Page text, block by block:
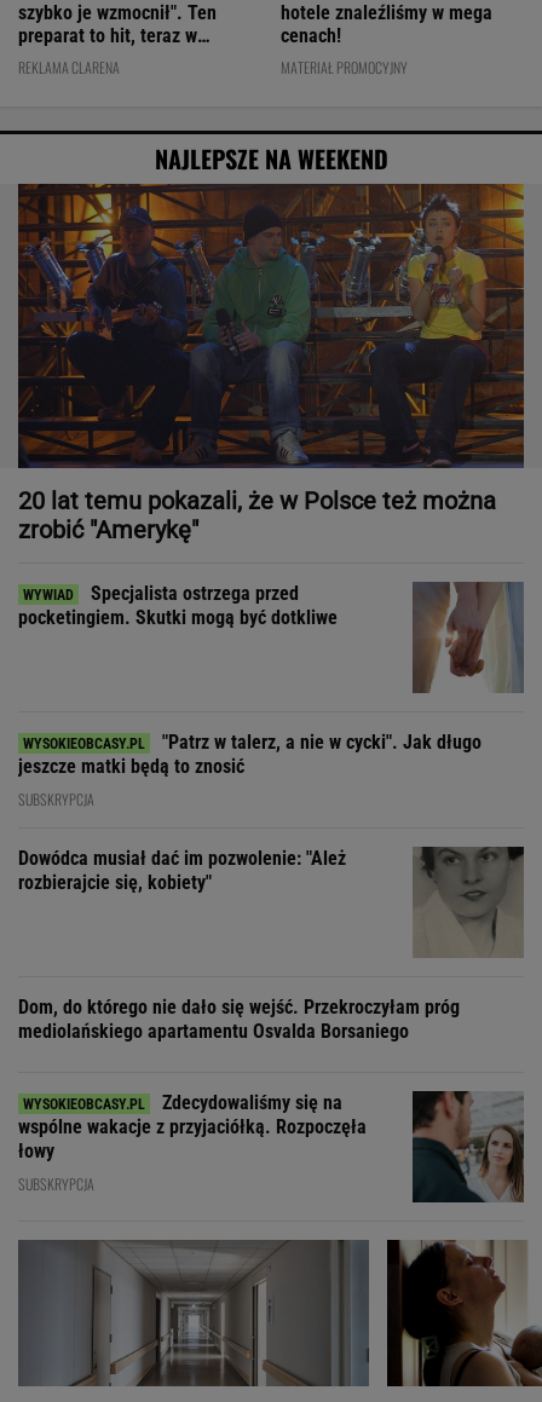
szybko je wzmocnił". Ten
preparat to hit, teraz w
świetnej cenie
REKLAMA CLARENA
hotele znaleźliśmy w mega
cenach!
MATERIAŁ PROMOCYJNY
NAJLEPSZE NA WEEKEND
20 lat temu pokazali, że w Polsce też można
zrobić "Amerykę"
Specjalista ostrzega przed
pocketingiem. Skutki mogą być dotkliwe
"Patrz w talerz, a nie w cycki". Jak długo
jeszcze matki będą to znosić
SUBSKRYPCJA
Dowódca musiał dać im pozwolenie: "Ależ
rozbierajcie się, kobiety"
Dom, do którego nie dało się wejść. Przekroczyłam próg
mediolańskiego apartamentu Osvalda Borsaniego
Zdecydowaliśmy się na
wspólne wakacje z przyjaciółką. Rozpoczęła
łowy
SUBSKRYPCJA